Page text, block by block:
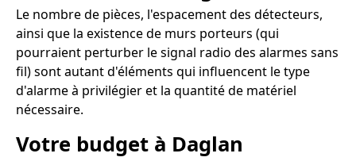
Le nombre de pièces, l'espacement des détecteurs,
ainsi que la existence de murs porteurs (qui
pourraient perturber le signal radio des alarmes sans
fil) sont autant d'éléments qui influencent le type
d'alarme à privilégier et la quantité de matériel
nécessaire.
Votre budget à Daglan